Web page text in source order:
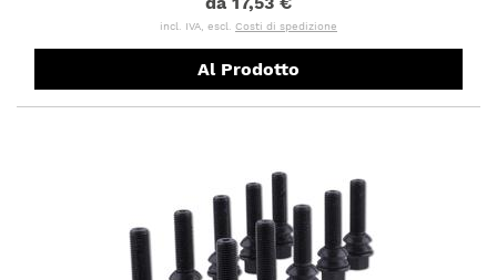
incl. IVA, escl. Costi di spedizione
Al Prodotto